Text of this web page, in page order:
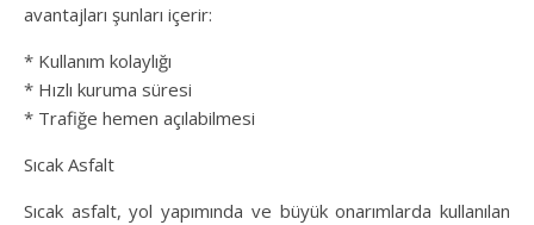
avantajları şunları içerir:
* Kullanım kolaylığı
* Hızlı kuruma süresi
* Trafiğe hemen açılabilmesi
Sıcak Asfalt
Sıcak asfalt, yol yapımında ve büyük onarımlarda kullanılan